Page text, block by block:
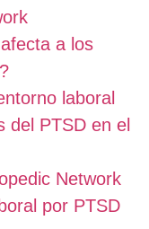
a los
laboral
del PTSD en el
Network
por PTSD